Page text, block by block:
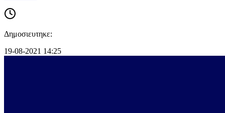
Δημοσιευτηκε:
19-08-2021 14:25